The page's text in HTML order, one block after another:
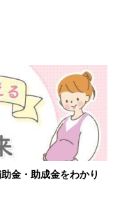
金・助成金をわかり